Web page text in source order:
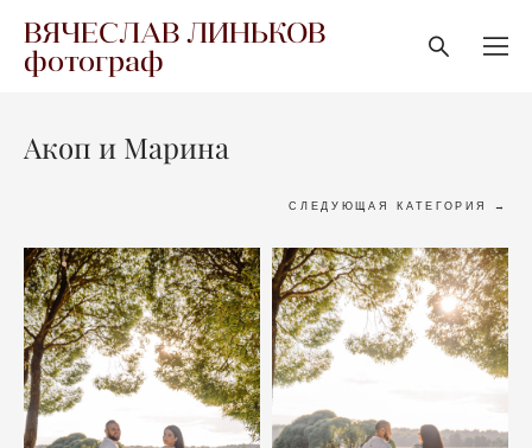
ВЯЧЕСЛАВ ЛИНЬКОВ
фотограф
Акоп и Марина
СЛЕДУЮЩАЯ КАТЕГОРИЯ →